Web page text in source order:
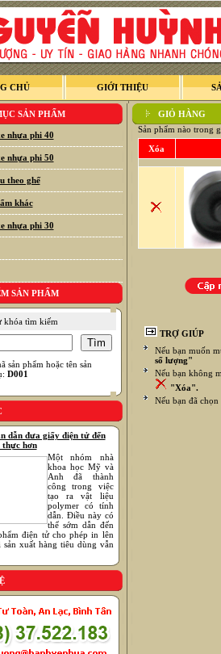
CHỦ GIỚI THIỆU
SẢN PHẨM
nhựa phi 40
nhựa phi 50
theo ghế
khác
nhựa phi 30
SẢN PHẨM
khóa tìm kiếm
sản phẩm hoặc tên sản
D001
dẫn đưa giấy điện tử đến
thực hơn
Một nhóm nhà
khoa học Mỹ và
Anh đã thành
công trong việc
tạo ra vật liệu
polymer có tính
dẫn. Điều này có
thể sớm dẫn đến
điện tử cho phép in lên
sản xuất hàng tiêu dùng vẫn
GIỎ HÀNG
Sản phẩm nào trong
Xóa
TRỢ GIÚP
Nếu bạn muốn
số lượng"
Nếu bạn không
"Xóa".
Nếu bạn đã